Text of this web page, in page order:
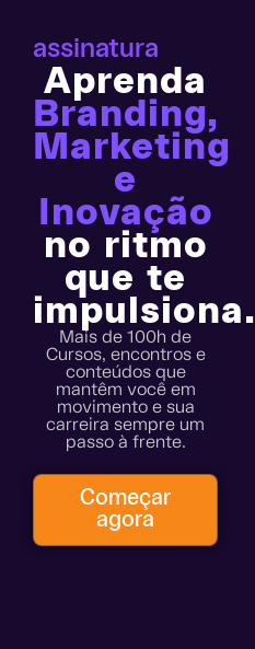
assinatura
Aprenda
Branding,
Marketing
e
Inovação
no ritmo
que te
impulsiona.
Mais de 100h de
Cursos, encontros e
conteúdos que
mantêm você em
movimento e sua
carreira sempre um
passo à frente.
Começar
agora